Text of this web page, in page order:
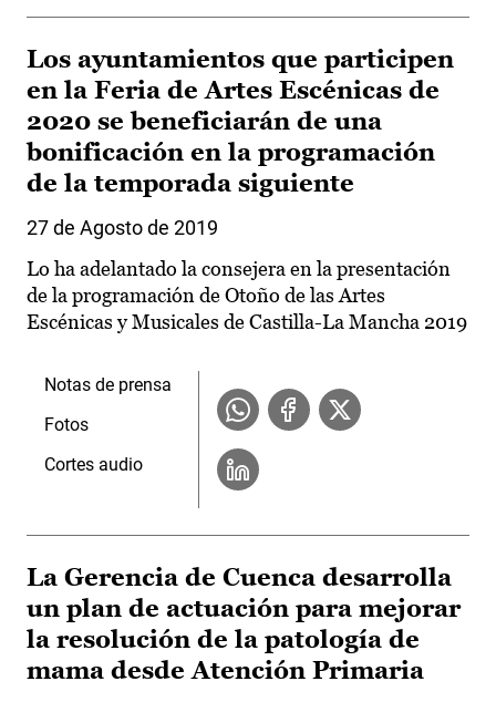
Los ayuntamientos que participen
en la Feria de Artes Escénicas de
2020 se beneficiarán de una
bonificación en la programación
de la temporada siguiente
27 de Agosto de 2019
Lo ha adelantado la consejera en la presentación
de la programación de Otoño de las Artes
Escénicas y Musicales de Castilla-La Mancha 2019
Notas de prensa
Fotos
Cortes audio
La Gerencia de Cuenca desarrolla
un plan de actuación para mejorar
la resolución de la patología de
mama desde Atención Primaria